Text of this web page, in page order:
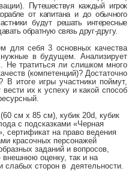
). Путешествуя каждый игрок
от капитана и до обычного
будут решать интересные
обратную связь друг-другу.
для себя 3 основных качества
в будущем. Анализирует
Не тратиться ли слишком много
(компетенций)? Достаточно
В итоге игры участники поймут,
вести их к успеху и какой способ
см х 85 см), кубик 20d , кубик
с подсказками «Черная
сертификат на право ведения
красочных персонажей
заданий и вопросов,
внешнюю оценку, так и на
слабых сторон в деятельности.